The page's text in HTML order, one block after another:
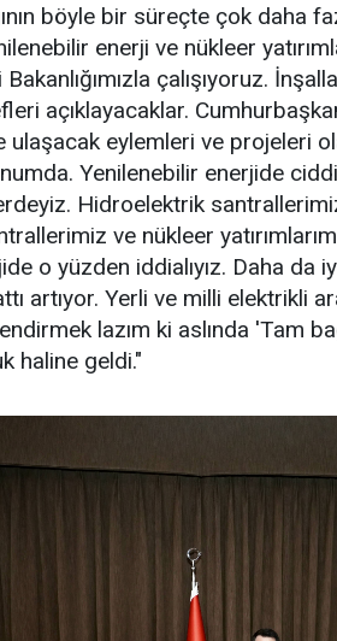
böyle bir süreçte çok daha
enerji ve nükleer
çalışıyoruz.
açıklayacaklar.
ulaşacak eylemleri ve projeleri
Yenilenebilir enerjide ciddi
Hidroelektrik
ve nükleer
o yüzden iddialıyız. Daha da
artıyor. Yerli ve milli elektrikli
lazım ki aslında 'Tam
haline geldi."